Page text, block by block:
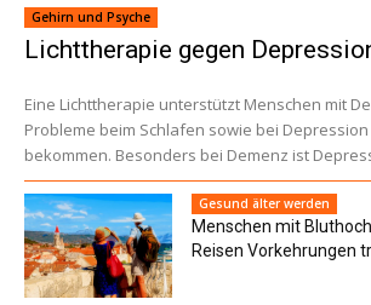
Gehirn und Psyche
Lichttherapie gegen
Eine Lichttherapie unterstützt Menschen mit
Probleme beim Schlafen sowie bei
bekommen. Besonders bei Demenz ist
Gesund älter werden
Menschen mit
Reisen Vorkehrungen